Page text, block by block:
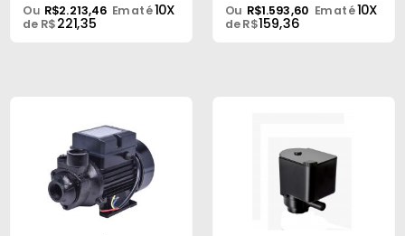
Ou R$2.213,46 Em até10X
de R$221,35
Ou R$1.593,60 Em até10X
de R$159,36